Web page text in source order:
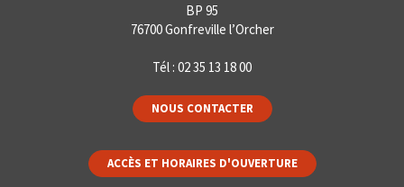
BP 95
76700 Gonfreville l’Orcher
Tél : 02 35 13 18 00
NOUS CONTACTER
ACCÈS ET HORAIRES D'OUVERTURE